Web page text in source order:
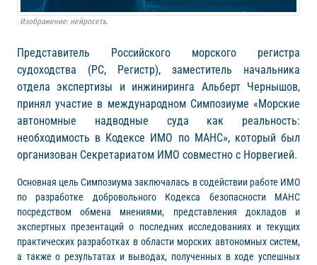
Изображение: нейросеть.
Представитель Российского морского регистра
судоходства (РС, Регистр), заместитель начальника
отдела экспертизы и инжиниринга Альберт Чернышов,
принял участие в международном Симпозиуме «Морские
автономные надводные суда как реальность:
необходимость в Кодексе ИМО по МАНС», который был
организован Секретариатом ИМО совместно с Норвегией.
Основная цель Симпозиума заключалась в содействии работе ИМО
по разработке добровольного Кодекса безопасности МАНС
посредством обмена мнениями, представления докладов и
экспертных презентаций о последних исследованиях и текущих
практических разработках в области морских автономных систем,
а также о результатах и выводах, полученных в ходе успешных